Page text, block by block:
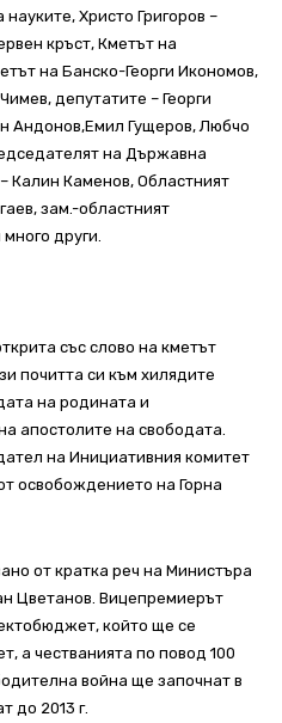
Христо Григоров –
кръст, Кметът на
на Банско-Георги Икономов,
депутатите – Георги
Андонов,Емил Гущеров, Любчо
на Държавна
Калин Каменов, Областният
зам.-областният
други.
със слово на кметът
почитта си към хилядите
на родината и
апостолите на свободата.
на Инициативния комитет
освобождението на Горна
от кратка реч на Министъра
Цветанов. Вицепремиерът
който ще се
а честванията по повод 100
война ще започнат в
до 2013 г.